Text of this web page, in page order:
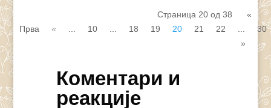
Страница 20 од 38
«
Прва
« ... 10 ... 18 19 20 21 22 ...
30
»
Коментари и
реакције